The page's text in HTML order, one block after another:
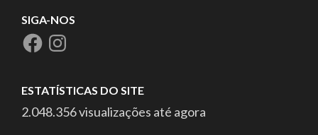
SIGA-NOS
ESTATÍSTICAS DO SITE
2.048.356 visualizações até agora